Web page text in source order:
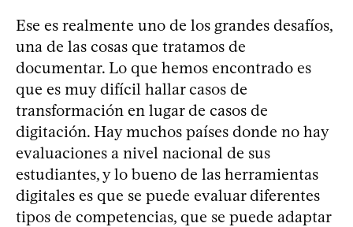
Ese es realmente uno de los grandes desafíos,
una de las cosas que tratamos de
documentar. Lo que hemos encontrado es
que es muy difícil hallar casos de
transformación en lugar de casos de
digitación. Hay muchos países donde no hay
evaluaciones a nivel nacional de sus
estudiantes, y lo bueno de las herramientas
digitales es que se puede evaluar diferentes
tipos de competencias, que se puede adaptar